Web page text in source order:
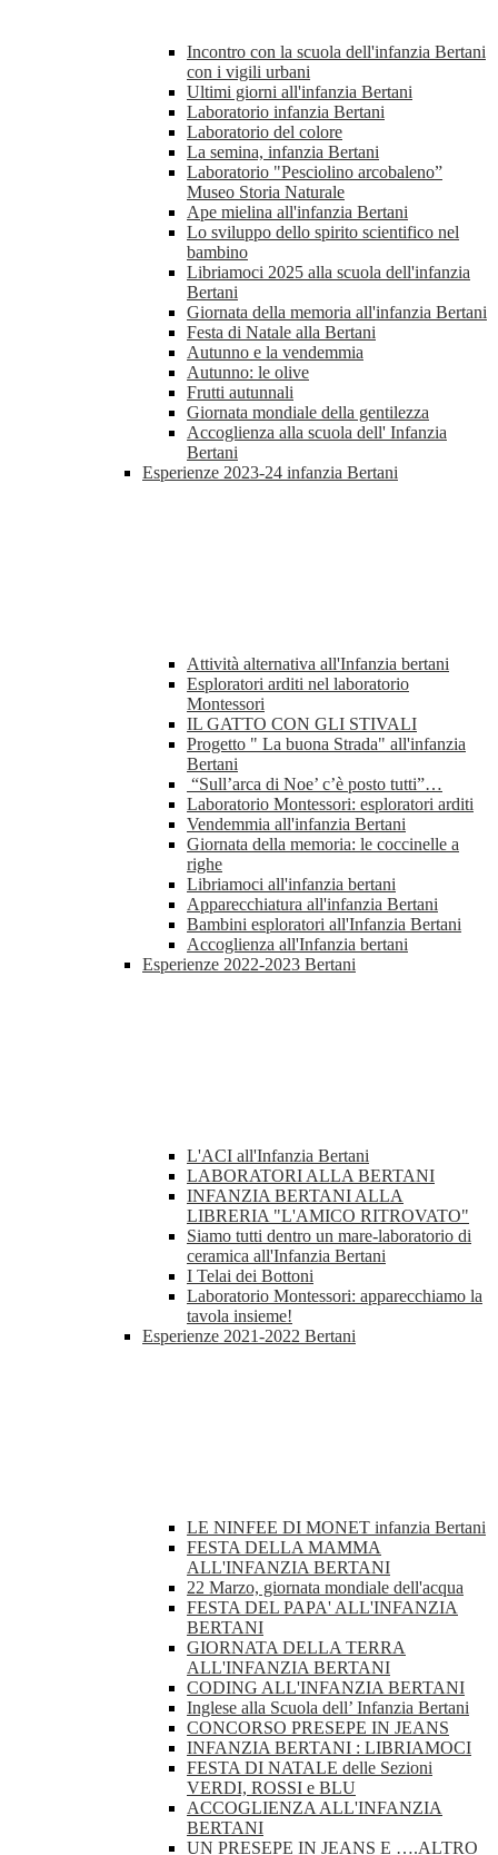
Incontro con la scuola dell'infanzia Bertani
con i vigili urbani
Ultimi giorni all'infanzia Bertani
Laboratorio infanzia Bertani
Laboratorio del colore
La semina, infanzia Bertani
Laboratorio "Pesciolino arcobaleno”
Museo Storia Naturale
Ape mielina all'infanzia Bertani
Lo sviluppo dello spirito scientifico nel
bambino
Libriamoci 2025 alla scuola dell'infanzia
Bertani
Giornata della memoria all'infanzia Bertani
Festa di Natale alla Bertani
Autunno e la vendemmia
Autunno: le olive
Frutti autunnali
Giornata mondiale della gentilezza
Accoglienza alla scuola dell' Infanzia
Bertani
Esperienze 2023-24 infanzia Bertani
Attività alternativa all'Infanzia bertani
Esploratori arditi nel laboratorio
Montessori
IL GATTO CON GLI STIVALI
Progetto " La buona Strada" all'infanzia
Bertani
“Sull’arca di Noe’ c’è posto tutti”…
Laboratorio Montessori: esploratori arditi
Vendemmia all'infanzia Bertani
Giornata della memoria: le coccinelle a
righe
Libriamoci all'infanzia bertani
Apparecchiatura all'infanzia Bertani
Bambini esploratori all'Infanzia Bertani
Accoglienza all'Infanzia bertani
Esperienze 2022-2023 Bertani
L'ACI all'Infanzia Bertani
LABORATORI ALLA BERTANI
INFANZIA BERTANI ALLA
LIBRERIA "L'AMICO RITROVATO"
Siamo tutti dentro un mare-laboratorio di
ceramica all'Infanzia Bertani
I Telai dei Bottoni
Laboratorio Montessori: apparecchiamo la
tavola insieme!
Esperienze 2021-2022 Bertani
LE NINFEE DI MONET infanzia Bertani
FESTA DELLA MAMMA
ALL'INFANZIA BERTANI
22 Marzo, giornata mondiale dell'acqua
FESTA DEL PAPA' ALL'INFANZIA
BERTANI
GIORNATA DELLA TERRA
ALL'INFANZIA BERTANI
CODING ALL'INFANZIA BERTANI
Inglese alla Scuola dell’ Infanzia Bertani
CONCORSO PRESEPE IN JEANS
INFANZIA BERTANI : LIBRIAMOCI
FESTA DI NATALE delle Sezioni
VERDI, ROSSI e BLU
ACCOGLIENZA ALL'INFANZIA
BERTANI
UN PRESEPE IN JEANS E ….ALTRO